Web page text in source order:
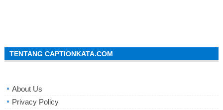
TENTANG CAPTIONKATA.COM
About Us
Privacy Policy